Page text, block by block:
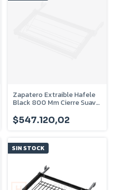
Zapatero Extraible Hafele
Black 800 Mm Cierre Suave
$547.120,02
SIN STOCK